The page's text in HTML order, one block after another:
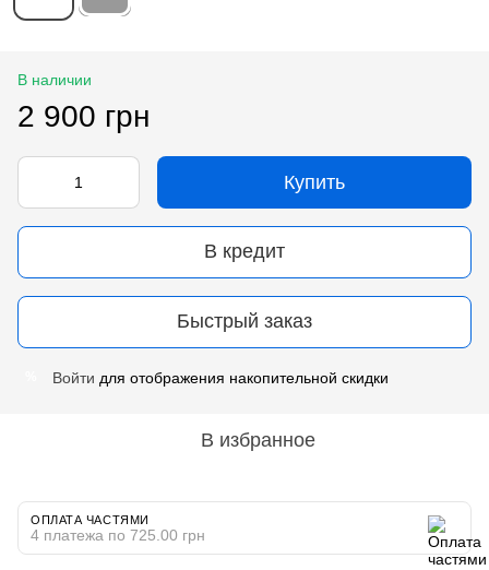
В наличии
2 900 грн
Купить
В кредит
Быстрый заказ
Войти для отображения накопительной скидки
В избранное
ОПЛАТА ЧАСТЯМИ
4 платежа по 725.00 грн